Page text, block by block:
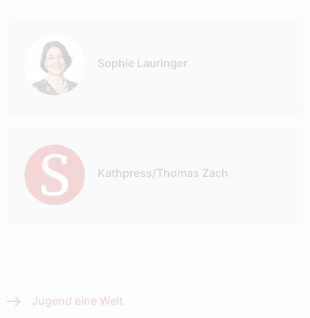
Sophie Lauringer
Kathpress/Thomas Zach
Jugend eine Welt